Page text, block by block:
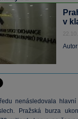
v
nenásledovala
Pražská burza